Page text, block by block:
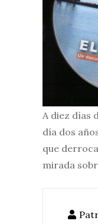
A diez días
día dos
que
mirada